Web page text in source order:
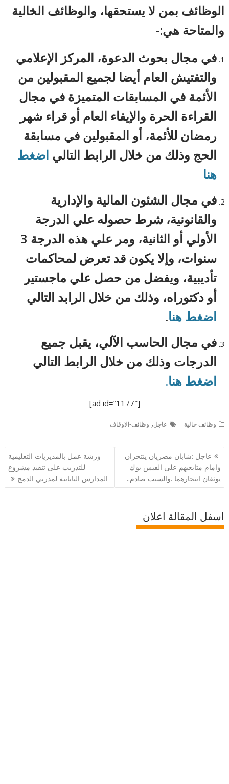
الوظائف بمن لا يستحقها، والوظائف الخالية
والمتاحة هي:-
في مجال بحوث الدعوة، المركز الإعلامي
والتفتيش العام أيضا لجميع المقبولين من
الأئمة في المسابقات المتميزة في مجال
القراءة الحرة والإيفاء العام أو قراء شهر
رمضان للأئمة، أو المقبولين في مسابقة
الحج وذلك من خلال الرابط التالي اضغط
هنا
في مجال الشئون المالية والإدارية
والقانونية، شرط حصوله علي الدرجة
الأولي أو الثانية، ومر علي هذه الدرجة 3
سنوات، وإلا يكون قد تعرض لمحاكمات
تأديبية، ويفضل من حصل علي ماجستير
أو دكتوراه، وذلك من خلال الرابد التالي
اضغط هنا.
في مجال الحاسب الآلي، يقبل جميع
الدرجات وذلك من خلال الرابط التالي
اضغط هنا.
[ad id=”1177″]
وظائف خالية عاجل, وظائف-الاوقاف
تصفّح
المقالات
عاجل :شابان مصريان ينتحران
وامام متابعيهم على الفيس بوك
يوثقان انتحارهما .والسبب صادم..
ورشة عمل بالمديريات التعليمية
للتدريب على تنفيذ مشروع
المدارس اليابانية لمدربي الدمج
اسفل المقالة اعلان